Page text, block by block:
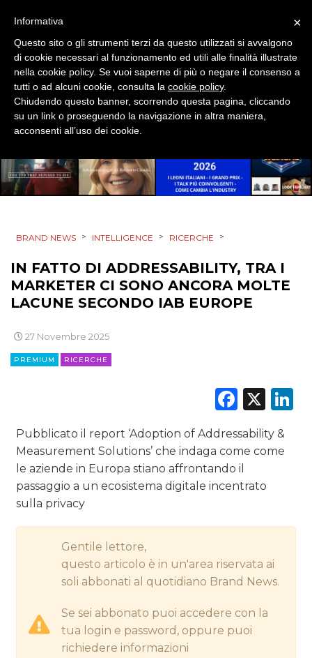
MOBILE
PROMOZIONI
PRODOTTI
PUNTI VENDITA
STRATEGIE
CINEMA
DIGITALE
RADIO / AUDIO
TV
RICERCHE
PREVISIONI/SCENARI
BRAND NEWS > INTELLIGENCE > RICERCHE >
IN FATTO DI ADDRESSABILITY, TRA I
MARKETER CI SONO ANCORA MOLTE
LACUNE SECONDO IAB EUROPE
27 Novembre 2025
PREMIUM RICERCHE
X
Pubblicato il report ‘Adoption of Addressability &
Measurement Solutions’ che indaga come come
le aziende in Europa stiano affrontando il
passaggio a un ecosistema digitale incentrato
sulla privacy
Gentile lettore,
questo articolo è in un'area riservata ai
soli abbonati al quotidiano Brand News.
Se sei abbonato puoi accedere con la
tua login e password, oppure puoi
richiedere informazioni
×
Informativa
Questo sito o gli strumenti terzi da questo utilizzati si avvalgono
di cookie necessari al funzionamento ed utili alle finalità illustrate
nella cookie policy. Se vuoi saperne di più o negare il consenso a
tutti o ad alcuni cookie, consulta la cookie policy.
Chiudendo questo banner, scorrendo questa pagina, cliccando
su un link o proseguendo la navigazione in altra maniera,
acconsenti all’uso dei cookie.